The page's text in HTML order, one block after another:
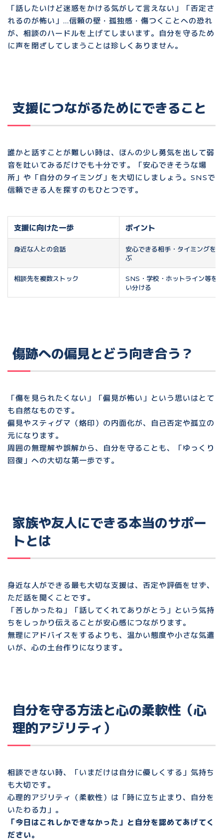
「話したいけど迷惑をかける気がして言えない」「否定さ
れるのが怖い」…信頼の壁・孤独感・傷つくことへの恐れ
が、相談のハードルを上げてしまいます。自分を守るため
に声を閉ざしてしまうことは珍しくありません。
支援につながるためにできること
誰かと話すことが難しい時は、 ほんの少し勇気を出して弱
音を吐いてみるだけでも十分です。「安心できそうな場
所」や「自分のタイミング」を大切にしましょう。SNSで
信頼できる人を探すのもひとつです。
支援に向けた一歩 ポイント
身近な人との会話
安心できる相手・タイミングを選
ぶ
相談先を複数ストック
SNS・学校・ホットライン等を
い分ける
傷跡への偏見とどう向き合う？
「傷を見られたくない」「偏見が怖い」 という思いはとて
も自然なものです。
偏見やスティグマ（烙印）の内面化が、自己否定や孤立の
元になります。
周囲の無理解や誤解から、自分を守ることも、「ゆっくり
回復」への大切な第一歩です。
家族や友人にできる本当のサポー
トとは
身近な人ができる最も大切な支援は、 否定や評価をせず、
ただ話を聞くこと です。
「苦しかったね」「話してくれてありがとう」という気持
ちをしっかり伝えることが安心感につながります。
無理にアドバイスをするよりも、温かい態度や小さな気遣
いが、心の土台作りになります。
自分を守る方法と心の柔軟性（心
理的アジリティ）
相談できない時、 「いまだけは自分に優しくする」 気持ち
も大切です。
心理的アジリティ（柔軟性）は「時に立ち止まり、自分を
いたわる力」。
「今日はこれしかできなかった」と自分を認めてあげてく
ださい。